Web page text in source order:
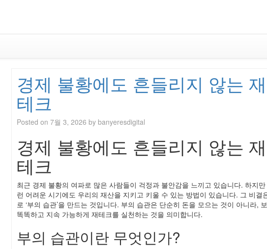
경제 불황에도 흔들리지 않는 재
테크
Posted on 7월 3, 2026 by banyeresdigital
경제 불황에도 흔들리지 않는 재
테크
최근 경제 불황의 여파로 많은 사람들이 걱정과 불안감을 느끼고 있습니다. 하지만
런 어려운 시기에도 우리의 재산을 지키고 키울 수 있는 방법이 있습니다. 그 비결
로 ‘부의 습관’을 만드는 것입니다. 부의 습관은 단순히 돈을 모으는 것이 아니라,
똑똑하고 지속 가능하게 재테크를 실천하는 것을 의미합니다.
부의 습관이란 무엇인가?